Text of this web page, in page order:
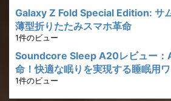
Galaxy Z Fold Special Edition: サ
薄型折りたたみスマホ革命
1件のビュー
Soundcore Sleep A20レビュー：
命！快適な眠りを実現する睡眠用
1件のビュー